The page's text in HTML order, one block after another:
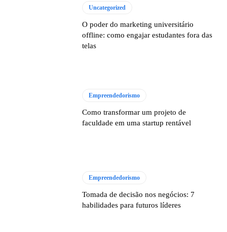
Uncategorized
O poder do marketing universitário
offline: como engajar estudantes fora das
telas
Empreendedorismo
Como transformar um projeto de
faculdade em uma startup rentável
Empreendedorismo
Tomada de decisão nos negócios: 7
habilidades para futuros líderes